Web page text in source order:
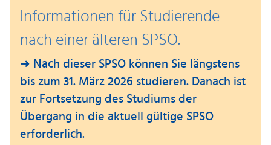
Informationen für Studierende
nach einer älteren SPSO.
➜ Nach dieser SPSO können Sie längstens
bis zum 31. März 2026 studieren. Danach ist
zur Fortsetzung des Studiums der
Übergang in die aktuell gültige SPSO
erforderlich.